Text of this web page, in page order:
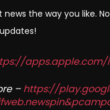
news the way you like.
– https://